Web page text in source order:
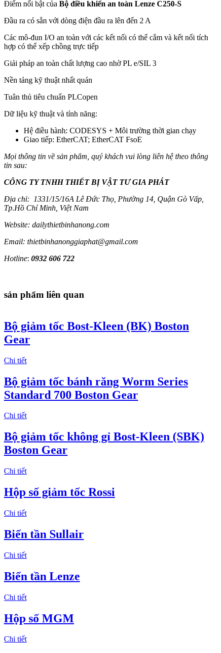
Điểm nổi bật của Bộ điều khiển an toàn Lenze C250-S
Đầu ra có sẵn với dòng điện đầu ra lên đến 2 A
Các mô-đun I/O an toàn với các kết nối có thể cắm và kết nối tích
hợp có thể xếp chồng trực tiếp
Giải pháp an toàn chất lượng cao nhờ PL e/SIL 3
Nền tảng kỹ thuật nhất quán
Tuân thủ tiêu chuẩn PLCopen
Dữ liệu kỹ thuật và tính năng:
Hệ điều hành: CODESYS + Môi trường thời gian chạy
Giao tiếp: EtherCAT; EtherCAT FsoE
Mọi thông tin về sản phẩm, quý khách vui lòng liên hệ theo thông
tin sau:
CÔNG TY TNHH THIẾT BỊ VẬT TƯ GIA PHÁT
Địa chỉ: 1331/15/16A Lê Đức Thọ, Phường 14, Quận Gò Vấp,
Tp.Hồ Chí Minh, Việt Nam
Website: dailythietbinhanong.com
Email: thietbinhanonggiaphat@gmail.com
Hotline: 0932 606 722
sản phẩm liên quan
Bộ giảm tốc Bost-Kleen (BK) Boston
Gear
Chi tiết
Bộ giảm tốc bánh răng Worm Series
Standard 700 Boston Gear
Chi tiết
Bộ giảm tốc không gỉ Bost-Kleen (SBK)
Boston Gear
Chi tiết
Hộp số giảm tốc Rossi
Chi tiết
Biến tần Sullair
Chi tiết
Biến tần Lenze
Chi tiết
Hộp số MGM
Chi tiết